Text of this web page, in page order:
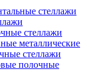
стеллажи
стеллажи
металлические
стеллажи
полочные